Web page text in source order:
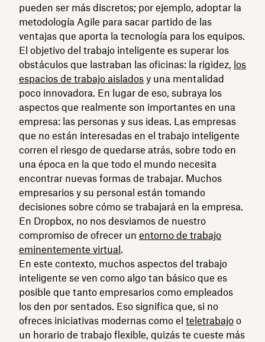
pueden ser más discretos; por ejemplo, adoptar la
metodología Agile para sacar partido de las
ventajas que aporta la tecnología para los equipos.
El objetivo del trabajo inteligente es superar los
obstáculos que lastraban las oficinas: la rigidez, los
espacios de trabajo aislados y una mentalidad
poco innovadora. En lugar de eso, subraya los
aspectos que realmente son importantes en una
empresa: las personas y sus ideas. Las empresas
que no están interesadas en el trabajo inteligente
corren el riesgo de quedarse atrás, sobre todo en
una época en la que todo el mundo necesita
encontrar nuevas formas de trabajar. Muchos
empresarios y su personal están tomando
decisiones sobre cómo se trabajará en la empresa.
En Dropbox, no nos desviamos de nuestro
compromiso de ofrecer un entorno de trabajo
eminentemente virtual.
En este contexto, muchos aspectos del trabajo
inteligente se ven como algo tan básico que es
posible que tanto empresarios como empleados
los den por sentados. Eso significa que, si no
ofreces iniciativas modernas como el teletrabajo o
un horario de trabajo flexible, quizás te cueste más